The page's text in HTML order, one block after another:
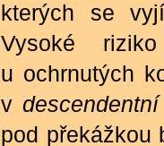
kterých se
Vysoké
u ochrnutých
v
pod překážkou